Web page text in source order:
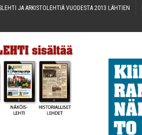
JA ARKIS­TO­LEH­TIÄ VUO­DES­TA 2013 LÄHTIEN